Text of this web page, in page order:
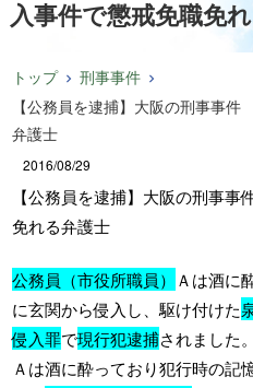
入事件で懲戒免職免
トップ
刑事事件
【公務員を逮捕】大阪の刑事事
弁護士
2016/08/29
【公務員を逮捕】大阪の刑事
免れる弁護士
公務員（市役所職員） Ａは酒に
に玄関から侵入し、駆け付けた
侵入罪で現行犯逮捕されました。
Ａは酒に酔っており犯行時の記